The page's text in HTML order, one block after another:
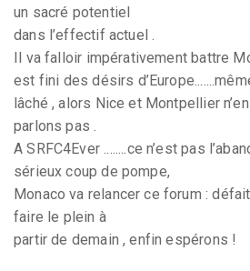
un sacré potentiel
dans l’effectif actuel .
Il va falloir impérativement battre
est fini des désirs
lâché , alors Nice et Montpellier n’en
parlons pas .
A SRFC4Ever ........ce n’est pas
sérieux coup de pompe,
Monaco va relancer ce forum :
faire le plein à
partir de demain , enfin espérons !